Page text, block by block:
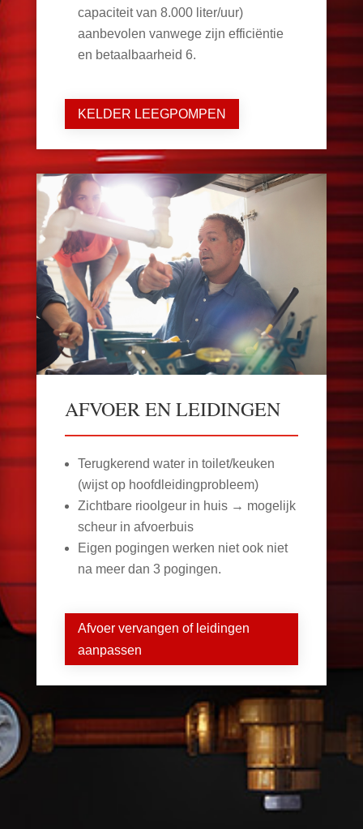
capaciteit van 8.000 liter/uur)
aanbevolen vanwege zijn efficiëntie
en betaalbaarheid 6.
KELDER LEEGPOMPEN
AFVOER EN LEIDINGEN
Terugkerend water in toilet/keuken
(wijst op hoofdleidingprobleem)
Zichtbare rioolgeur in huis → mogelijk
scheur in afvoerbuis
Eigen pogingen werken niet ook niet
na meer dan 3 pogingen.
Afvoer vervangen of leidingen
aanpassen